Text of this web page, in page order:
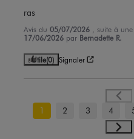
ras
Avis du05/07/2026 , suite à
17/06/2026 par Bernadette R.
Utile(0) Signaler
1 2 3 4